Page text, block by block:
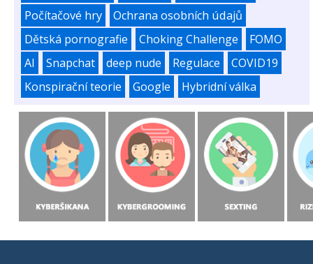
Počítačové hry
Ochrana osobních údajů
Dětská pornografie
Choking Challenge
FOMO
AI
Snapchat deep nude Regulace
COVID19
Konspirační teorie
Google Hybridní válka